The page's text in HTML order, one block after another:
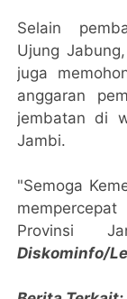
Selain
Ujung
juga
anggaran
jembatan di
Jambi.
"Semoga
Provinsi
Diskominfo/